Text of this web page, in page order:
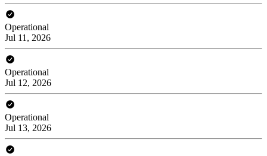
Operational
Jul 11, 2026
Operational
Jul 12, 2026
Operational
Jul 13, 2026